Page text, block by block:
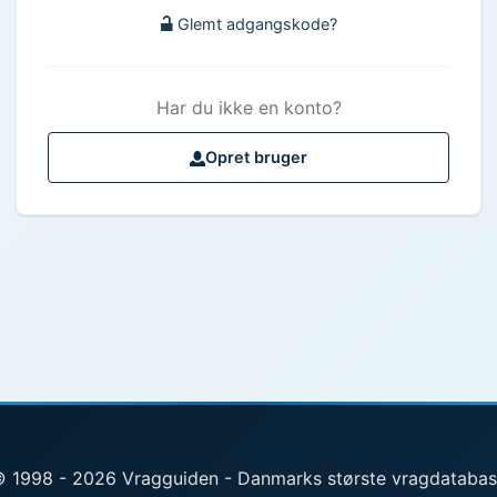
Glemt adgangskode?
Har du ikke en konto?
Opret bruger
1998 - 2026 Vragguiden - Danmarks største